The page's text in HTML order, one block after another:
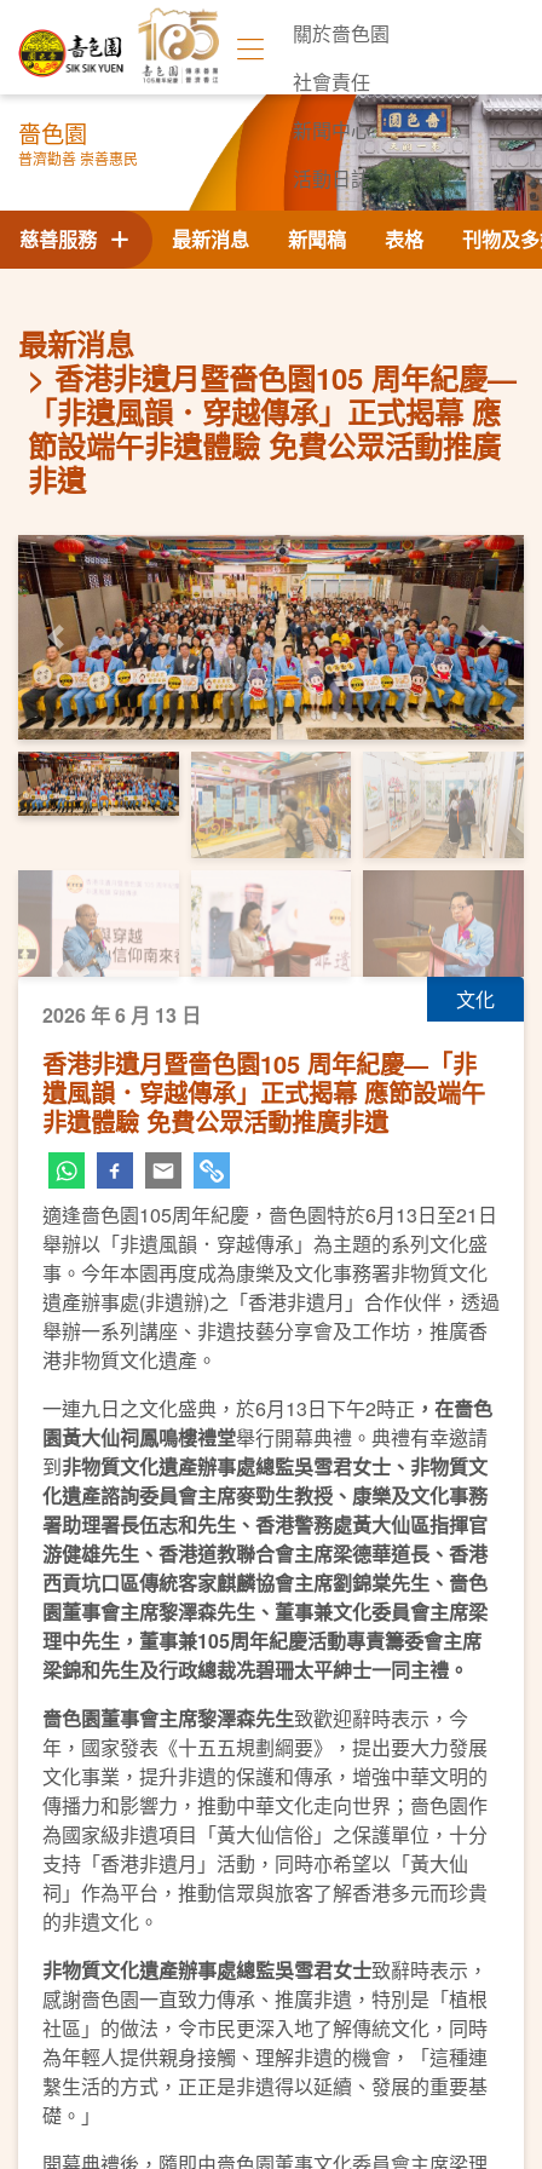
關於嗇色園
社會責任
新聞中心
活動日誌
聯絡我們
嗇色園
普濟勸善 崇善惠民
最新消息 新聞稿 表格 刊物及
慈善服務
最新消息
香港非遺月暨嗇色園105 周年紀慶—
「非遺風韻．穿越傳承」正式揭幕 應
節設端午非遺體驗 免費公眾活動推廣
非遺
上一頁 下一頁
文化
2026 年 6 月 13 日
香港非遺月暨嗇色園105 周年紀慶—「非
遺風韻．穿越傳承」正式揭幕 應節設端午
非遺體驗 免費公眾活動推廣非遺
適逢嗇色園105周年紀慶，嗇色園特於6月13日至21日
舉辦以「非遺風韻．穿越傳承」為主題的系列文化盛
事。今年本園再度成為康樂及文化事務署非物質文化
遺產辦事處(非遺辦)之「香港非遺月」合作伙伴，透過
舉辦一系列講座、非遺技藝分享會及工作坊，推廣香
港非物質文化遺產。
一連九日之文化盛典，於6月13日下午2時正 ，在嗇色
園黃大仙祠鳳鳴樓禮堂舉行開幕典禮。典禮有幸邀請
到非物質文化遺產辦事處總監吳雪君女士、非物質文
化遺產諮詢委員會主席麥勁生教授、康樂及文化事務
署助理署長伍志和先生、香港警務處黃大仙區指揮官
游健雄先生、香港道教聯合會主席梁德華道長、香港
西貢坑口區傳統客家麒麟協會主席劉錦棠先生、嗇色
園董事會主席黎澤森先生、董事兼文化委員會主席梁
理中先生，董事兼105周年紀慶活動專責籌委會主席
梁錦和先生及行政總裁冼碧珊太平紳士一同主禮。
嗇色園董事會主席黎澤森先生致歡迎辭時表示，今
年，國家發表《十五五規劃綱要》，提出要大力發展
文化事業，提升非遺的保護和傳承，增強中華文明的
傳播力和影響力，推動中華文化走向世界；嗇色園作
為國家級非遺項目「黃大仙信俗」之保護單位，十分
支持「香港非遺月」活動，同時亦希望以「黃大仙
祠」作為平台，推動信眾與旅客了解香港多元而珍貴
的非遺文化。
非物質文化遺產辦事處總監吳雪君女士致辭時表示，
感謝嗇色園一直致力傳承、推廣非遺，特別是「植根
社區」的做法，令市民更深入地了解傳統文化，同時
為年輕人提供親身接觸、理解非遺的機會，「這種連
繫生活的方式，正正是非遺得以延續、發展的重要基
礎。」